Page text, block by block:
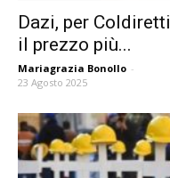
Dazi, per
il prezzo più...
Mariagrazia Bonollo -
23 Agosto 2025